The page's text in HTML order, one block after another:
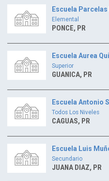
Escuela
Elemental
PONCE, PR
Escuela Aurea
Superior
GUANICA, PR
Escuela Antonio
Todos Los Niveles
CAGUAS, PR
Escuela Luis
Secundario
JUANA DIAZ, PR